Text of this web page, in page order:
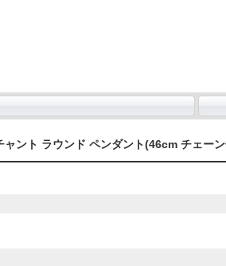
ント ラウンド ペンダント(46cm チェー